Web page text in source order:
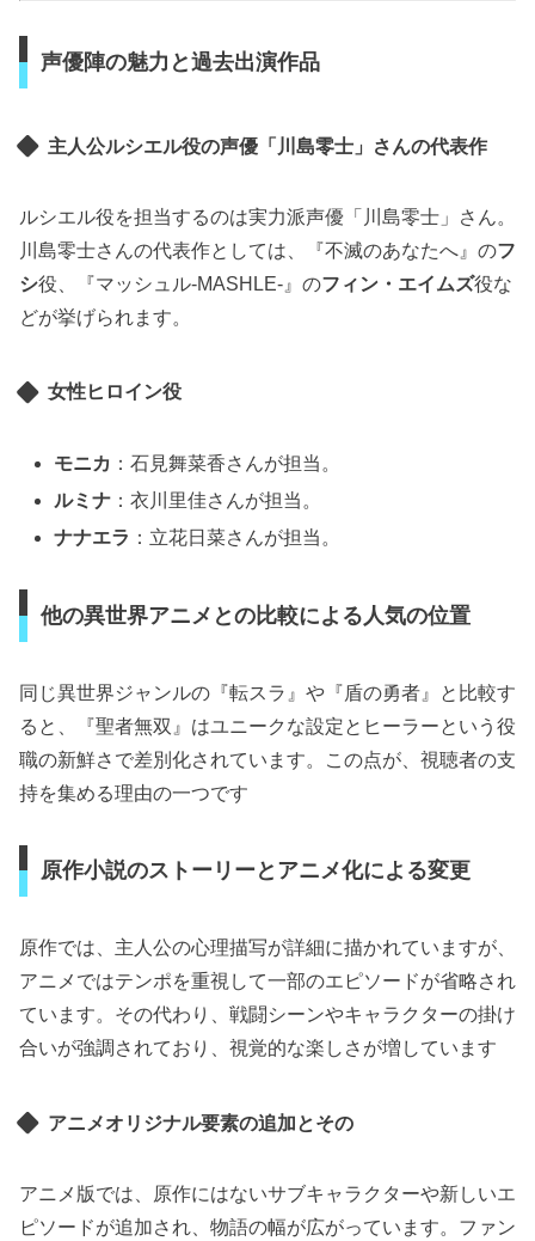
声優陣の魅力と過去出演作品
主人公ルシエル役の声優「川島零士」さんの代表作
ルシエル役を担当するのは実力派声優「川島零士」さん。
川島零士さんの代表作としては、『不滅のあなたへ』のフ
シ役、『マッシュル-MASHLE-』のフィン・エイムズ役な
どが挙げられます。
女性ヒロイン役
モニカ ：石見舞菜香さんが担当。
ルミナ ：衣川里佳さんが担当。
ナナエラ ：立花日菜さんが担当。
他の異世界アニメとの比較による人気の位置
同じ異世界ジャンルの『転スラ』や『盾の勇者』と比較す
ると、『聖者無双』はユニークな設定とヒーラーという役
職の新鮮さで差別化されています。この点が、視聴者の支
持を集める理由の一つです
原作小説のストーリーとアニメ化による変更
原作では、主人公の心理描写が詳細に描かれていますが、
アニメではテンポを重視して一部のエピソードが省略され
ています。その代わり、戦闘シーンやキャラクターの掛け
合いが強調されており、視覚的な楽しさが増しています
アニメオリジナル要素の追加とその
アニメ版では、原作にはないサブキャラクターや新しいエ
ピソードが追加され、物語の幅が広がっています。ファン